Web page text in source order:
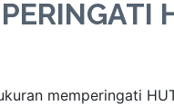
memperingati